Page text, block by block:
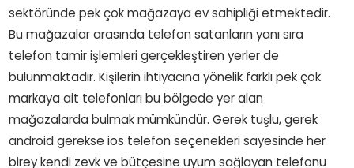
sektöründe pek çok mağazaya ev sahipliği etmektedir.
Bu mağazalar arasında telefon satanların yanı sıra
telefon tamir işlemleri gerçekleştiren yerler de
bulunmaktadır. Kişilerin ihtiyacına yönelik farklı pek çok
markaya ait telefonları bu bölgede yer alan
mağazalarda bulmak mümkündür. Gerek tuşlu, gerek
android gerekse ios telefon seçenekleri sayesinde her
birey kendi zevk ve bütçesine uyum sağlayan telefonu